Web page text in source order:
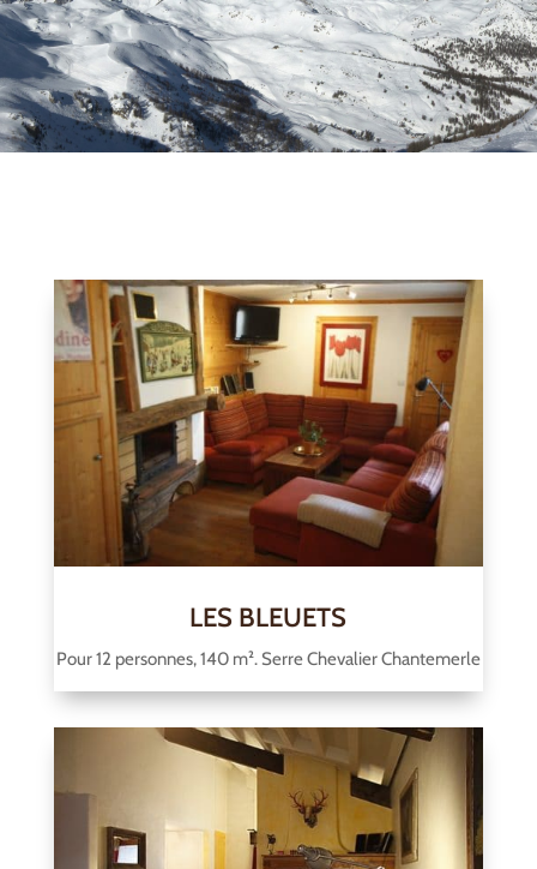
LES BLEUETS
Pour 12 personnes, 140 m². Serre Chevalier Chantemerle